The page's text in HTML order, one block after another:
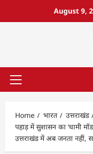
August 9,
Home भारत
उत्तराखंड
पहाड़ में सुशासन का ‘धामी
उत्तराखंड में अब जनता नहीं,